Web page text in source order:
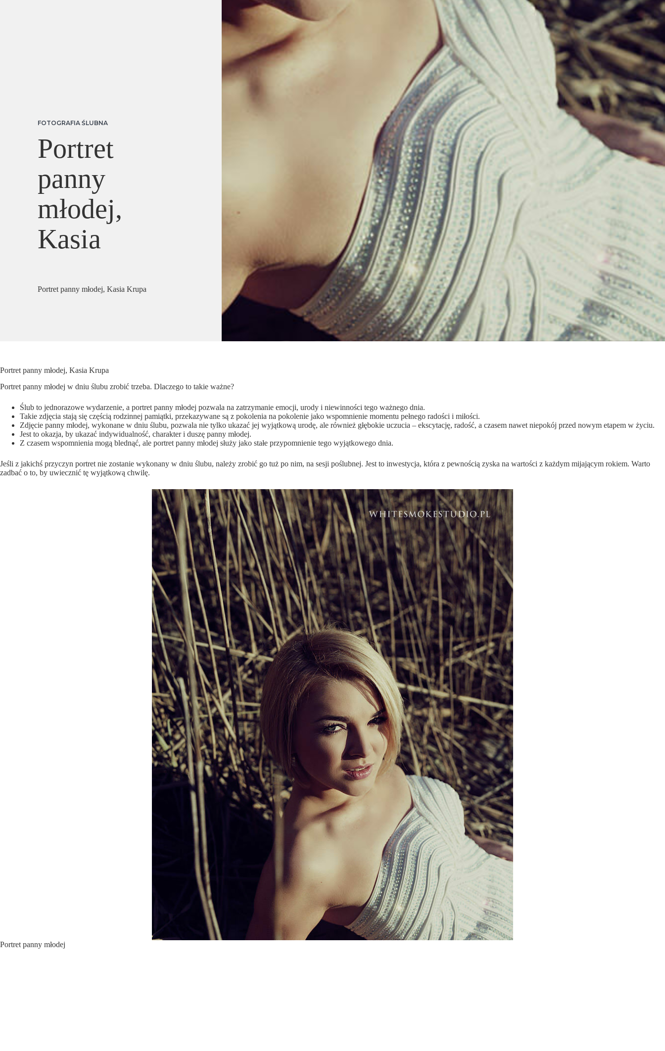
FOTOGRAFIA ŚLUBNA
Portret
panny
młodej,
Kasia
Portret panny młodej, Kasia Krupa
Portret panny młodej, Kasia Krupa
Portret panny młodej w dniu ślubu zrobić trzeba. Dlaczego to takie ważne?
Ślub to jednorazowe wydarzenie, a portret panny młodej pozwala na zatrzymanie emocji, urody i niewinności tego ważnego dnia.
Takie zdjęcia stają się częścią rodzinnej pamiątki, przekazywane są z pokolenia na pokolenie jako wspomnienie momentu pełnego radości i miłości.
Zdjęcie panny młodej, wykonane w dniu ślubu, pozwala nie tylko ukazać jej wyjątkową urodę, ale również głębokie uczucia – ekscytację, radość, a czasem nawet niepokój przed nowym etapem w życiu.
Jest to okazja, by ukazać indywidualność, charakter i duszę panny młodej.
Z czasem wspomnienia mogą blednąć, ale portret panny młodej służy jako stałe przypomnienie tego wyjątkowego dnia.
Jeśli z jakichś przyczyn portret nie zostanie wykonany w dniu ślubu, należy zrobić go tuż po nim, na sesji poślubnej. Jest to inwestycja, która z pewnością zyska na wartości z każdym mijającym rokiem. Warto
zadbać o to, by uwiecznić tę wyjątkową chwilę.
Portret panny młodej